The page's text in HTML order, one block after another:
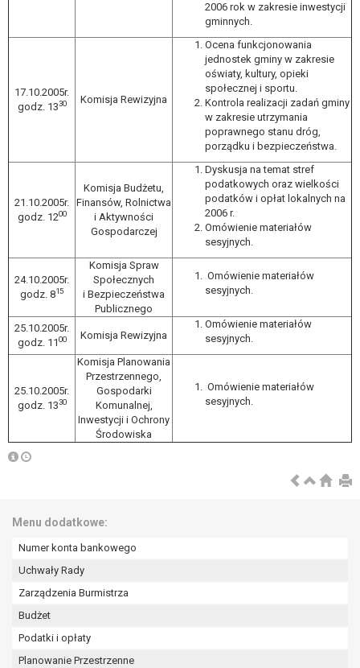
2006 rok w zakresie inwestycji
gminnych.
17.10.2005r.
godz. 1330 Komisja Rewizyjna
Ocena funkcjonowania
jednostek gminy w zakresie
oświaty, kultury, opieki
społecznej i sportu.
Kontrola realizacji zadań gminy
w zakresie utrzymania
poprawnego stanu dróg,
porządku i bezpieczeństwa.
21.10.2005r.
godz. 1200
Komisja Budżetu,
Finansów, Rolnictwa
i Aktywności
Gospodarczej
Dyskusja na temat stref
podatkowych oraz wielkości
podatków i opłat lokalnych na
2006 r.
Omówienie materiałów
sesyjnych.
24.10.2005r.
godz. 815
Komisja Spraw
Społecznych
i Bezpieczeństwa
Publicznego
Omówienie materiałów
sesyjnych.
25.10.2005r.
godz. 1100 Komisja Rewizyjna
Omówienie materiałów
sesyjnych.
25.10.2005r.
godz. 1330
Komisja Planowania
Przestrzennego,
Gospodarki
Komunalnej,
Inwestycji i Ochrony
Środowiska
Omówienie materiałów
sesyjnych.
Menu dodatkowe:
Numer konta bankowego
Uchwały Rady
Zarządzenia Burmistrza
Budżet
Podatki i opłaty
Planowanie Przestrzenne
szczególną sytuacją. W razie wniesienia
sprzeciwu, administrator nie może już
przetwarzać tych danych osobowych, chyba
że wykaże on istnienie ważnych prawnie
uzasadnionych podstaw do przetwarzania,
nadrzędnych wobec interesów, praw i
wolności osoby, której dane dotyczą, lub
podstaw do ustalenia, dochodzenia lub
W przypadku gdy przetwarzanie danych
osobowych odbywa się na podstawie zgody osoby
na przetwarzanie danych osobowych (art. 6 ust. 1
lit a RODO), przysługuje Pani/Panu prawo do
cofnięcia tej zgody w dowolnym momencie.
Cofnięcie to nie ma wpływu na zgodność
przetwarzania, którego dokonano na podstawie
zgody przed jej cofnięciem.
Przysługuje Pani/Panu prawo wniesienia skargi do
organu nadzorczego na niezgodne z prawem
przetwarzanie Pani/Pana danych osobowych
przez administratora.
Organem właściwym do wniesienia skargi jest
Prezes Urzędu Ochrony Danych Osobowych.
W zależności od sfery, w której przetwarzane są
dobrowolne albo jest wymogiem ustawowym lub
zautomatyzowanemu podejmowaniu decyzji, w
tym również profilowaniu.